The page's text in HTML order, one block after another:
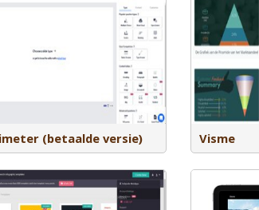
(betaalde versie) Visme
Een digitale ontwerp tool voor (digitale)
presentaties. Veel formats voor o.m.
PowerPoints, flyers, kaarten,
infographics e.d. In de tool zijn veel
plaatjes en animaties beschikbaar en je
kan jouw eigen plaatjes/foto’s
uploaden. Downloaden van jouw
ontwerp of direct delen van je ontwerp
via sociale media is beiden mogelijk.
de